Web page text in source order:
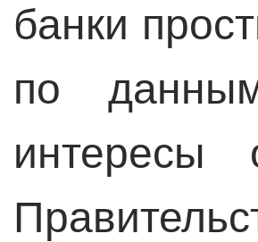
банки
по
интересы